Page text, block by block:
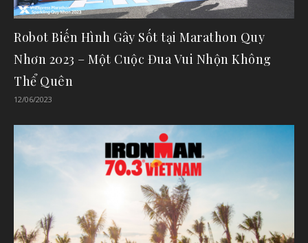
Robot Biến Hình Gây Sốt tại Marathon Quy
Nhơn 2023 – Một Cuộc Đua Vui Nhộn Không
Thể Quên
12/06/2023